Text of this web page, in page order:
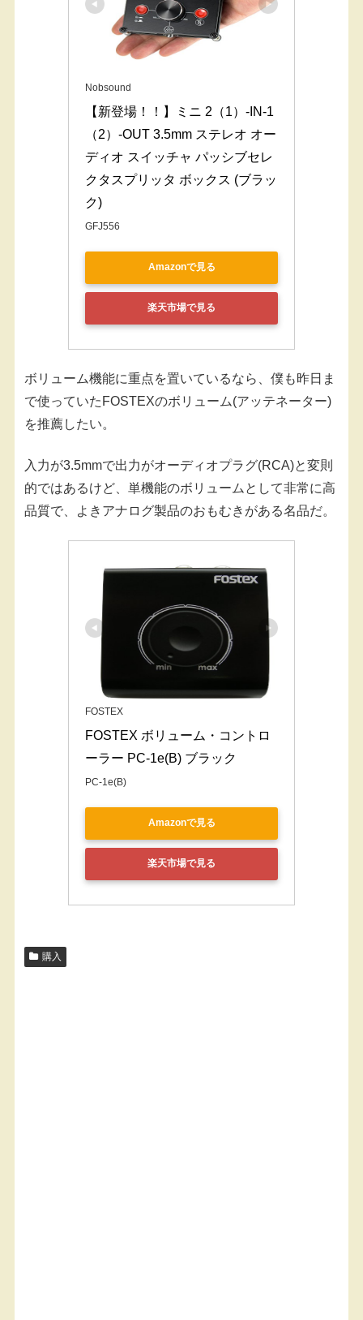
Nobsound
【新登場！！】ミニ 2（1）-IN-1
（2）-OUT 3.5mm ステレオ オー
ディオ スイッチャ パッシブセレ
クタスプリッタ ボックス (ブラッ
ク)
GFJ556
Amazonで見る
楽天市場で見る
ボリューム機能に重点を置いているなら、僕も昨日ま
で使っていたFOSTEXのボリューム(アッテネーター)
を推薦したい。
入力が3.5mmで出力がオーディオプラグ(RCA)と変則
的ではあるけど、単機能のボリュームとして非常に高
品質で、よきアナログ製品のおもむきがある名品だ。
FOSTEX
FOSTEX ボリューム・コントロ
ーラー PC-1e(B) ブラック
PC-1e(B)
Amazonで見る
楽天市場で見る
購入